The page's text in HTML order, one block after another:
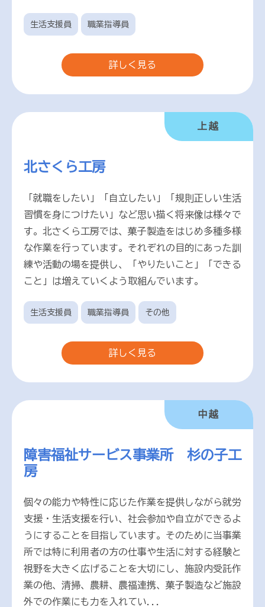
生活支援員 職業指導員
詳しく見る
北さくら工房
上越
「就職をしたい」「自立したい」「規則正しい生活
習慣を身につけたい」など思い描く将来像は様々で
す。北さくら工房では、菓子製造をはじめ多種多様
な作業を行っています。それぞれの目的にあった訓
練や活動の場を提供し、「やりたいこと」「できる
こと」は増えていくよう取組んでいます。
生活支援員 職業指導員 その他
詳しく見る
障害福祉サービス事業所 杉の子工
房
中越
個々の能力や特性に応じた作業を提供しながら就労
支援・生活支援を行い、社会参加や自立ができるよ
うにすることを目指しています。そのために当事業
所では特に利用者の方の仕事や生活に対する経験と
視野を大きく広げることを大切にし、施設内受託作
業の他、清掃、農耕、農福連携、菓子製造など施設
外での作業にも力を入れてい...